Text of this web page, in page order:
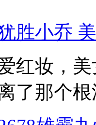
胜小乔
红妆，
了那个